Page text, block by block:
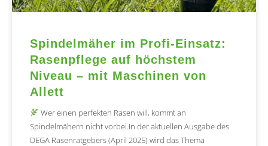
Spindelmäher im Profi-Einsatz:
Rasenpflege auf höchstem
Niveau – mit Maschinen von
Allett
Wer einen perfekten Rasen will, kommt an
Spindelmähern nicht vorbei.In der aktuellen Ausgabe des
DEGA Rasenratgebers (April 2025) wird das Thema